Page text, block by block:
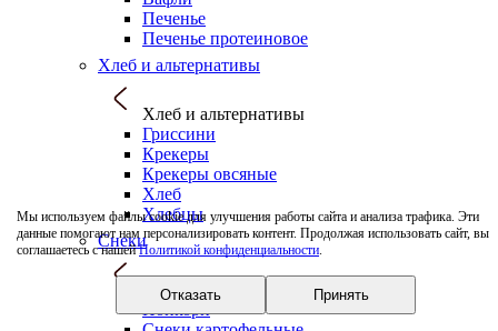
Мы используем файлы cookie для улучшения работы сайта и анализа трафика. Эти
данные помогают нам персонализировать контент. Продолжая использовать сайт, вы
соглашаетесь с нашейПолитикой конфиденциальности.
Отказать Принять
Печенье
Печенье протеиновое
Хлеб и альтернативы
Хлеб и альтернативы
Гриссини
Крекеры
Крекеры овсяные
Хлеб
Хлебцы
Снеки
Снеки
Попкорн